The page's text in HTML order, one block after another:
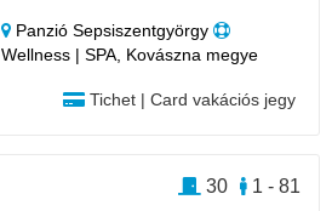
Panzió Sepsiszentgyörgy
Wellness | SPA, Kovászna megye
Tichet | Card vakációs jegy
1 - 81
30